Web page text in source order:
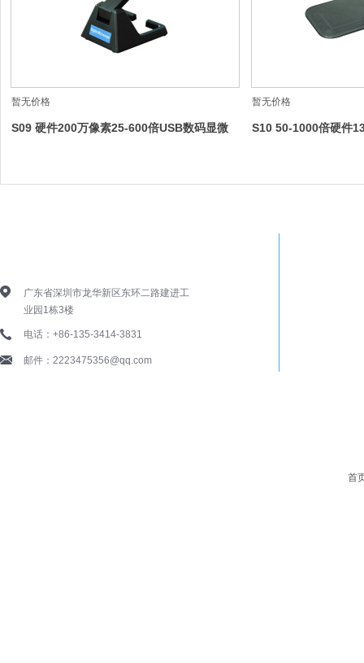
暂无价格
S09 硬件200万像素25-600倍USB数码显微
暂无价格
S10 50-1000倍硬件
广东省深圳市龙华新区东环二路建进工
业园1栋3楼
电话：+86-135-3414-3831
邮件：2223475356@qq.com
首